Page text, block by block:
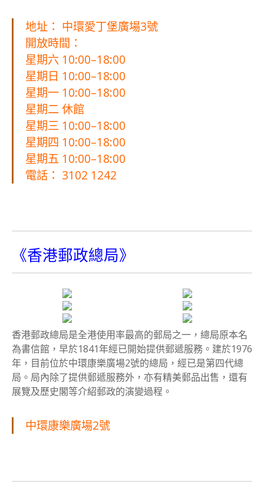
地址： 中環愛丁堡廣場3號
開放時間：
星期六 10:00–18:00
星期日 10:00–18:00
星期一 10:00–18:00
星期二 休館
星期三 10:00–18:00
星期四 10:00–18:00
星期五 10:00–18:00
電話： 3102 1242
《香港郵政總局》
香港郵政總局是全港使用率最高的郵局之一，總局原本名
為書信館，早於1841年經已開始提供郵遞服務。建於1976
年，目前位於中環康樂廣場2號的總局，經已是第四代總
局。局內除了提供郵遞服務外，亦有精美郵品出售，還有
展覽及歷史閣等介紹郵政的演變過程。
中環康樂廣場2號